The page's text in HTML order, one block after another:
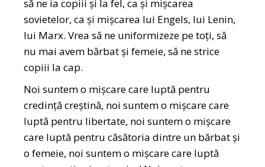
să ne ia copiii și la fel, ca și mișcarea
sovietelor, ca și mișcarea lui Engels, lui Lenin,
lui Marx. Vrea să ne uniformizeze pe toți, să
nu mai avem bărbat și femeie, să ne strice
copiii la cap.
Noi suntem o mișcare care luptă pentru
credință creștină, noi suntem o mișcare care
luptă pentru libertate, noi suntem o mișcare
care luptă pentru căsătoria dintre un bărbat și
o femeie, noi suntem o mișcare care luptă